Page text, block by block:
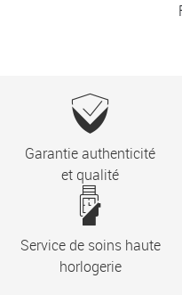
Garantie authenticité
et qualité
Service de soins haute
horlogerie